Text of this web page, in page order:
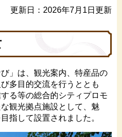
更新日：2026年7月1日更新
」は、観光案内、特産品の
多目的交流を行うととも
る等の総合的シティプロモ
観光拠点施設として、魅
指して設置されました。